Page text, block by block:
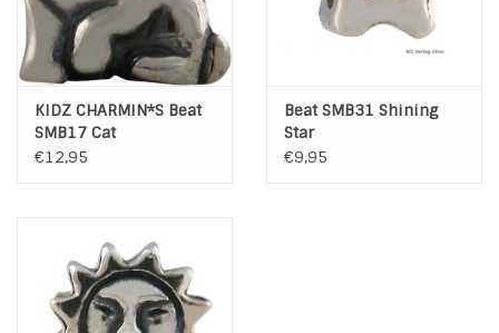
KIDZ CHARMIN*S Beat
SMB17 Cat
€12,95
Beat SMB31 Shining
Star
€9,95